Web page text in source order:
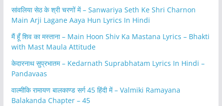
सांवलिया सेठ के श्री चरणों में – Sanwariya Seth Ke Shri Charnon
Main Arji Lagane Aaya Hun Lyrics In Hindi
मैं हूँ शिव का मस्ताना – Main Hoon Shiv Ka Mastana Lyrics – Bhakti
with Mast Maula Attitude
केदारनाथ सुप्रभातम – Kedarnath Suprabhatam Lyrics In Hindi –
Pandavaas
वाल्मीकि रामायण बालकाण्ड सर्ग 45 हिंदी में – Valmiki Ramayana
Balakanda Chapter – 45